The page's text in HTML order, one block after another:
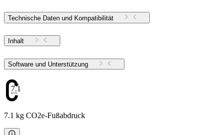
Technische Daten und Kompatibilität
Inhalt
Software und Unterstützung
7.1
7.1 kg CO2e-Fußabdruck